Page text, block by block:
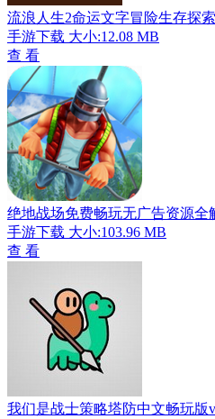
流浪人生2命运文字冒险生存探
手游下载 大小:12.08 MB
查 看
绝地战场免费畅玩无广告资源全
手游下载 大小:103.96 MB
查 看
我们是战士策略塔防中文畅玩版